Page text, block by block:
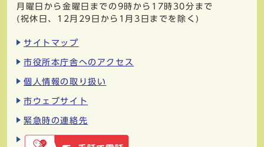
月曜日から金曜日までの9時から17時30分まで
(祝休日、12月29日から1月3日までを除く)
サイトマップ
市役所本庁舎へのアクセス
個人情報の取り扱い
市ウェブサイト
緊急時の連絡先